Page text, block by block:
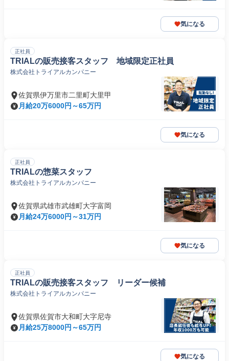
気になる
正社員
TRIALの販売接客スタッフ 地域限定正社員
株式会社トライアルカンパニー
佐賀県伊万里市二里町大里甲
月給20万6000円～65万円
気になる
正社員
TRIALの惣菜スタッフ
株式会社トライアルカンパニー
佐賀県武雄市武雄町大字富岡
月給24万6000円～31万円
気になる
正社員
TRIALの販売接客スタッフ リーダー候補
株式会社トライアルカンパニー
佐賀県佐賀市大和町大字尼寺
月給25万8000円～65万円
気になる